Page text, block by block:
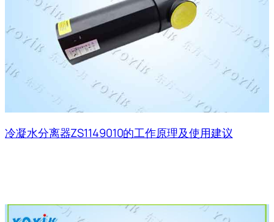
冷凝水分离器ZS1149010的工作原理及使用建议